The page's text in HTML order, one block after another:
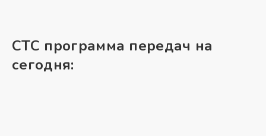
СТС программа передач на
сегодня: